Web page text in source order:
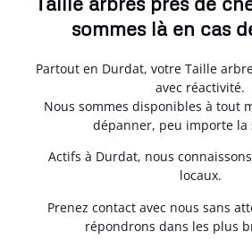
sommes là en cas
Partout en Durdat, votre Taille
avec réactivité.
Nous sommes disponibles à tout
dépanner, peu importe la
Actifs à Durdat, nous
locaux.
Prenez contact avec nous sans
répondrons dans les plus